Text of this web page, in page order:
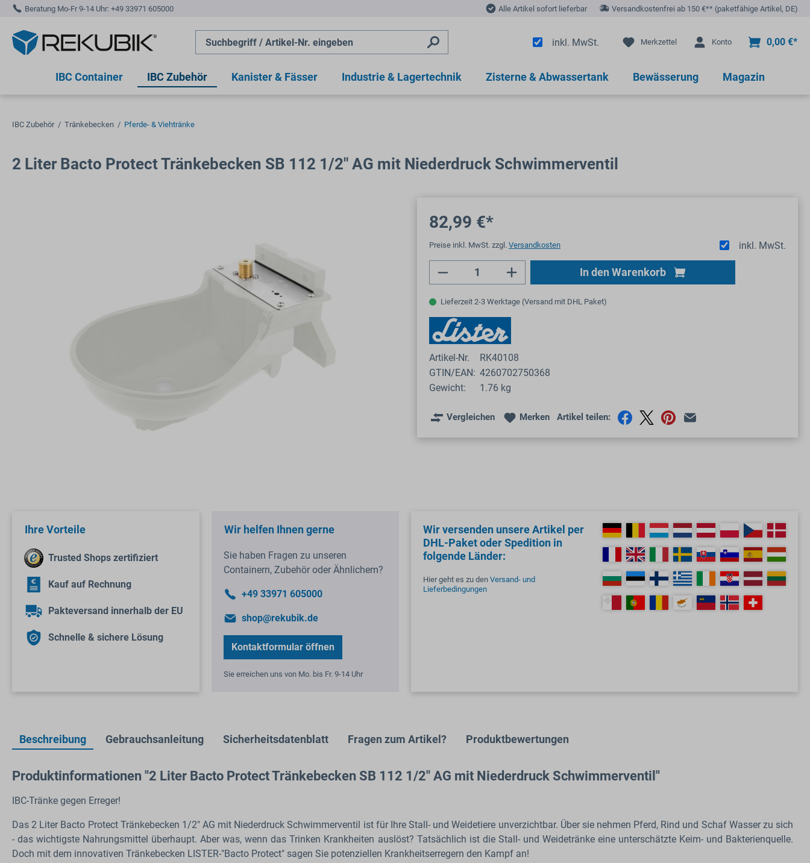
Zur Hauptnavigation springen
Beratung Mo-Fr 9-14 Uhr: +49 33971 605000 Alle Artikel sofort lieferbar Versandkostenfrei ab 150 €** (paketfähige Artikel, DE)
inkl. MwSt. Merkzettel Konto 0,00 €*
IBC Container IBC Zubehör Kanister & Fässer Industrie & Lagertechnik Zisterne & Abwassertank Bewässerung Magazin
IBC Zubehör / Tränkebecken / Pferde- & Viehtränke
2 Liter Bacto Protect Tränkebecken SB 112 1/2" AG mit Niederdruck Schwimmerventil
82,99 €*
inkl. MwSt.
Preise inkl. MwSt. zzgl. Versandkosten
Produkt Anzahl: Gib den gewünschten Wert ein oder
In den Warenkorb
Lieferzeit 2-3 Werktage (Versand mit DHL Paket)
Artikel-Nr.
RK40108
GTIN/EAN: 4260702750368
Gewicht:
1.76 kg
Vergleichen Merken Artikel teilen:
Ihre Vorteile
Trusted Shops zertifiziert
Kauf auf Rechnung
Pakteversand innerhalb der EU
Schnelle & sichere Lösung
Wir helfen Ihnen gerne
Sie haben Fragen zu unseren
Containern, Zubehör oder Ähnlichem?
+49 33971 605000
shop@rekubik.de
Kontaktformular öffnen
Sie erreichen uns von Mo. bis Fr. 9-14 Uhr
Wir versenden unsere Artikel per
DHL-Paket oder Spedition in
folgende Länder:
Hier geht es zu den Versand- und
Lieferbedingungen
Beschreibung Gebrauchsanleitung Sicherheitsdatenblatt Fragen zum Artikel? Produktbewertungen
Produktinformationen "2 Liter Bacto Protect Tränkebecken SB 112 1/2" AG mit Niederdruck Schwimmerventil"
IBC-Tränke gegen Erreger!
Das 2 Liter Bacto Protect Tränkebecken 1/2" AG mit Niederdruck Schwimmerventil ist für Ihre Stall- und Weidetiere unverzichtbar. Über sie nehmen Pferd, Rind und Schaf Wasser zu sich
- das wichtigste Nahrungsmittel überhaupt. Aber was, wenn das Trinken Krankheiten auslöst? Tatsächlich ist die Stall- und Weidetränke eine unterschätzte Keim- und Bakterienquelle.
Doch mit dem innovativen Tränkebecken LISTER-"Bacto Protect" sagen Sie potenziellen Krankheitserregern den Kampf an!